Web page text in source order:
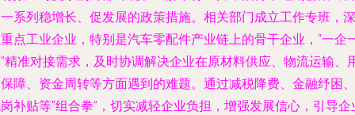
系列稳增长、促发展的政策措施。相关部门成立工作专班，深
点工业企业，特别是汽车零配件产业链上的骨干企业，“一企
精准对接需求，及时协调解决企业在原材料供应、物流运输、
障、资金周转等方面遇到的难题。通过减税降费、金融纾困、
补贴等“组合拳”，切实减轻企业负担，增强发展信心，引导企